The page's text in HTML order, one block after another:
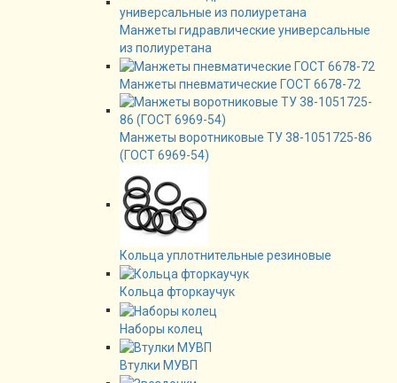
Манжеты гидравлические универсальные
из полиуретана
Манжеты пневматические ГОСТ 6678-72
Манжеты воротниковые ТУ 38-1051725-86
(ГОСТ 6969-54)
Кольца уплотнительные резиновые
Кольца фторкаучук
Наборы колец
Втулки МУВП